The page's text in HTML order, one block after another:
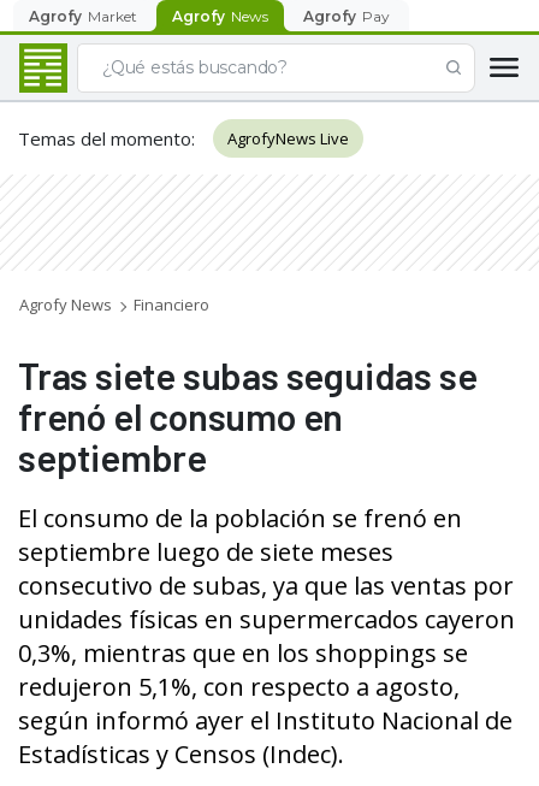
Agrofy Market Agrofy News Agrofy Pay
Temas del momento: AgrofyNews Live
Agrofy News Financiero
Tras siete subas seguidas se
frenó el consumo en
septiembre
El consumo de la población se frenó en
septiembre luego de siete meses
consecutivo de subas, ya que las ventas por
unidades físicas en supermercados cayeron
0,3%, mientras que en los shoppings se
redujeron 5,1%, con respecto a agosto,
según informó ayer el Instituto Nacional de
Estadísticas y Censos (Indec).